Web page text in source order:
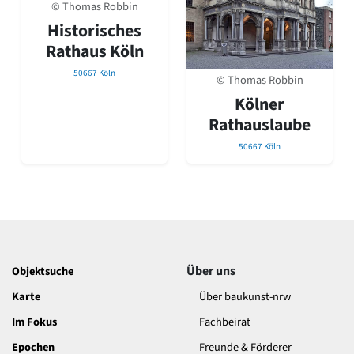
David Chipperfield
Harald Deilmann
Gottfried Böhm
Schneider von Esleben
Peter Behrens
Auszeichnung vorbildlicher Bauten NRW 2020
Big Beautiful Buildings (Großbauten der Nachkriegszeit)
Historismus
Klassizismus
Barock
Renaissance
Gotik
© Thomas Robbin
Historisches
Rathaus Köln
50667 Köln © Thomas Robbin
Kölner
Rathauslaube
50667 Köln
Objektsuche
Karte
Im Fokus
Epochen
Über uns
Über baukunst-nrw
Fachbeirat
Freunde & Förderer